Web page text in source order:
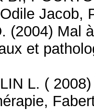
Jacob,
(2004) Mal
et
L. (